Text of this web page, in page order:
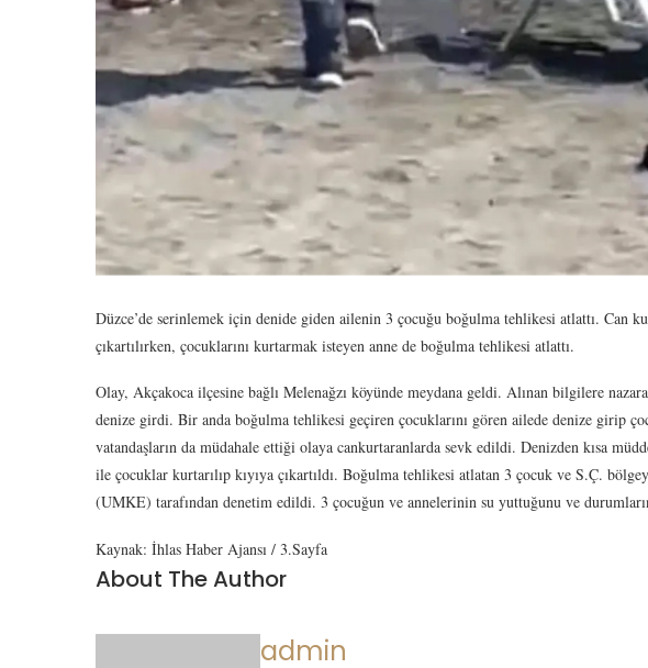
Düzce’de serinlemek için denide giden ailenin 3 çocuğu boğulma tehlikesi atlattı. Can
çıkartılırken, çocuklarını kurtarmak isteyen anne de boğulma tehlikesi atlattı.
Olay, Akçakoca ilçesine bağlı Melenağzı köyünde meydana geldi. Alınan bilgilere
denize girdi. Bir anda boğulma tehlikesi geçiren çocuklarını gören ailede denize girip
vatandaşların da müdahale ettiği olaya cankurtaranlarda sevk edildi. Denizden kısa
ile çocuklar kurtarılıp kıyıya çıkartıldı. Boğulma tehlikesi atlatan 3 çocuk ve S.Ç.
(UMKE) tarafından denetim edildi. 3 çocuğun ve annelerinin su yuttuğunu ve
Kaynak: İhlas Haber Ajansı / 3.Sayfa
About The Author
admin